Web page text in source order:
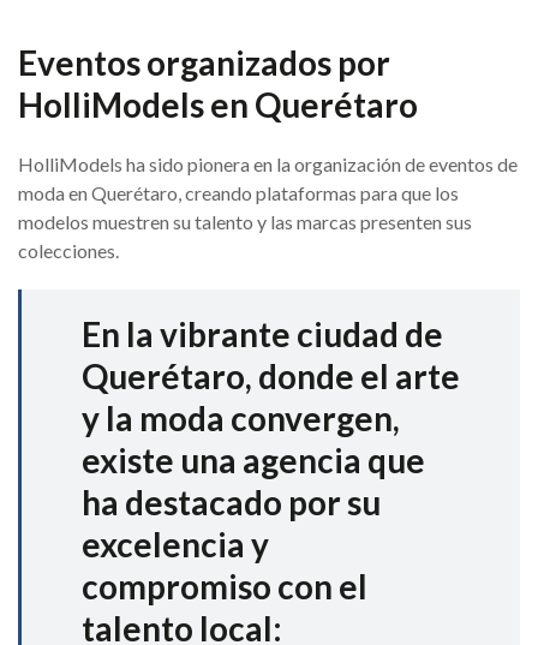
Eventos organizados por
HolliModels en Querétaro
HolliModels ha sido pionera en la organización de eventos de
moda en Querétaro, creando plataformas para que los
modelos muestren su talento y las marcas presenten sus
colecciones.
En la vibrante ciudad de
Querétaro, donde el arte
y la moda convergen,
existe una agencia que
ha destacado por su
excelencia y
compromiso con el
talento local: